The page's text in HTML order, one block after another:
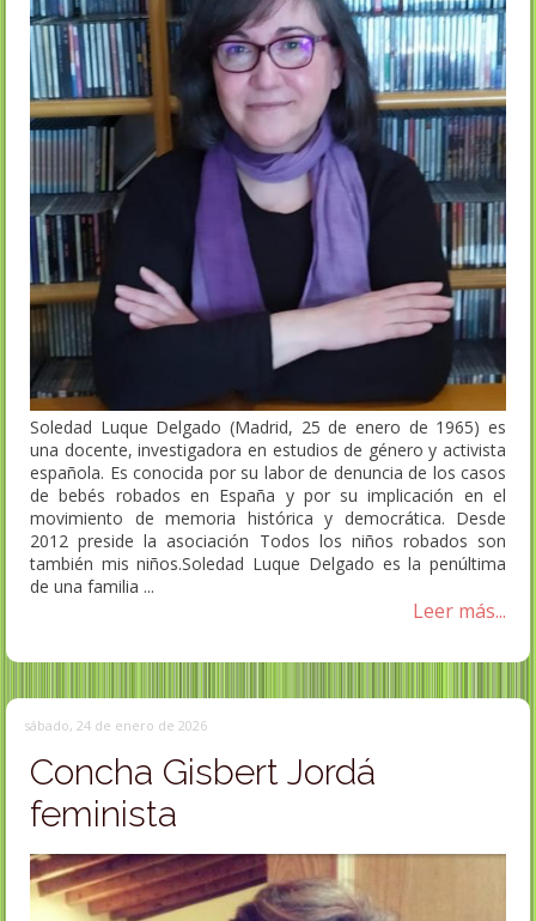
Soledad Luque Delgado (Madrid, 25 de enero de 1965) es
una docente, investigadora en estudios de género y activista
española. Es conocida por su labor de denuncia de los casos
de bebés robados en España y por su implicación en el
movimiento de memoria histórica y democrática. Desde
2012 preside la asociación Todos los niños robados son
también mis niños.Soledad Luque Delgado es la penúltima
de una familia ...
Leer más...
sábado, 24 de enero de 2026
Concha Gisbert Jordá
feminista